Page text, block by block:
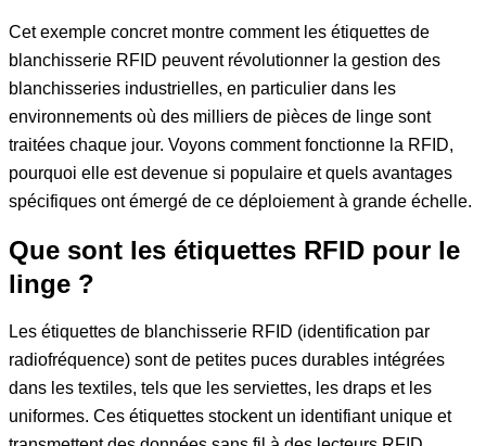
Cet exemple concret montre comment les étiquettes de
blanchisserie RFID peuvent révolutionner la gestion des
blanchisseries industrielles, en particulier dans les
environnements où des milliers de pièces de linge sont
traitées chaque jour. Voyons comment fonctionne la RFID,
pourquoi elle est devenue si populaire et quels avantages
spécifiques ont émergé de ce déploiement à grande échelle.
Que sont les étiquettes RFID pour le
linge ?
Les étiquettes de blanchisserie RFID (identification par
radiofréquence) sont de petites puces durables intégrées
dans les textiles, tels que les serviettes, les draps et les
uniformes. Ces étiquettes stockent un identifiant unique et